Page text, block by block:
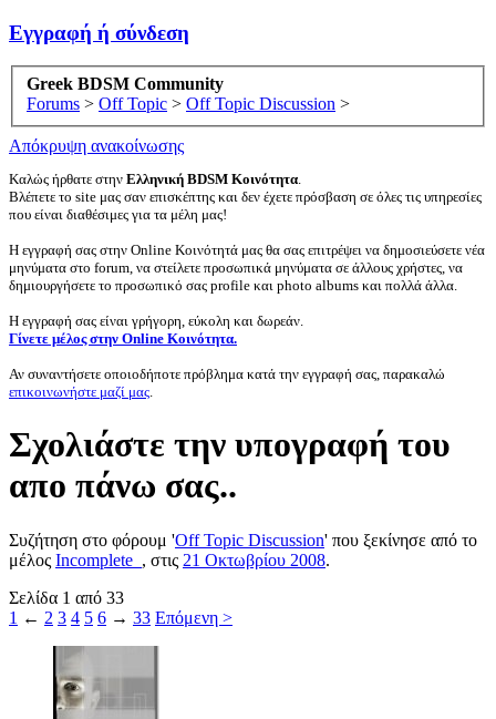
Εγγραφή ή σύνδεση
Greek BDSM Community
Forums > Off Topic > Off Topic Discussion >
Απόκρυψη ανακοίνωσης
Καλώς ήρθατε στην Ελληνική BDSM Κοινότητα.
Βλέπετε το site μας σαν επισκέπτης και δεν έχετε πρόσβαση σε όλες τις υπηρεσίες
που είναι διαθέσιμες για τα μέλη μας!
Η εγγραφή σας στην Online Κοινότητά μας θα σας επιτρέψει να δημοσιεύσετε νέα
μηνύματα στο forum, να στείλετε προσωπικά μηνύματα σε άλλους χρήστες, να
δημιουργήσετε το προσωπικό σας profile και photo albums και πολλά άλλα.
Η εγγραφή σας είναι γρήγορη, εύκολη και δωρεάν.
Γίνετε μέλος στην Online Κοινότητα.
Αν συναντήσετε οποιοδήποτε πρόβλημα κατά την εγγραφή σας, παρακαλώ
επικοινωνήστε μαζί μας.
Σχολιάστε την υπογραφή του
απο πάνω σας..
Συζήτηση στο φόρουμ 'Off Topic Discussion' που ξεκίνησε από το
μέλος Incomplete_ , στις 21 Οκτωβρίου 2008.
Σελίδα 1 από 33
1 ← 2 3 4 5 6 → 33 Επόμενη >